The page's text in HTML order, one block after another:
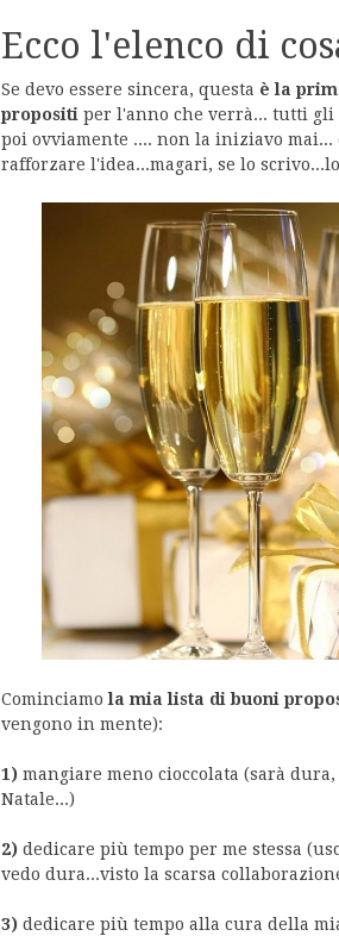
Ecco l'elenco di
Se devo essere sincera, questa è la
propositi per l'anno che verrà... tutti
poi ovviamente .... non la iniziavo
rafforzare l'idea...magari, se lo
Cominciamola mia lista di buoni
vengono in mente):
1) mangiare meno cioccolata (sarà
Natale...)
2) dedicare più tempo per me stessa
vedo dura...visto la scarsa
3) dedicare più tempo alla cura della